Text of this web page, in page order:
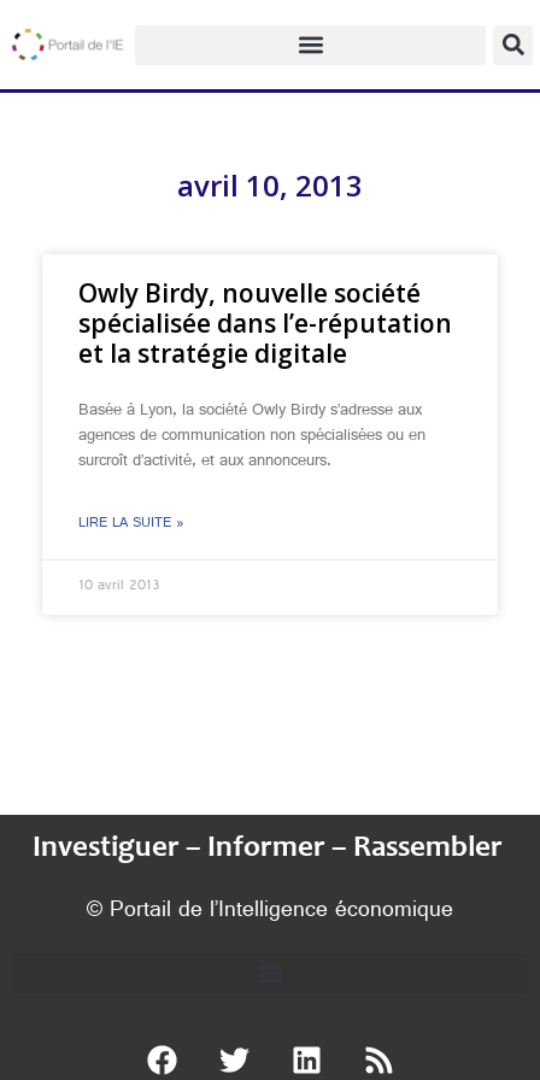
avril 10, 2013
Owly Birdy, nouvelle société
spécialisée dans l’e-réputation
et la stratégie digitale
Basée à Lyon, la société Owly Birdy s’adresse aux
agences de communication non spécialisées ou en
surcroît d’activité, et aux annonceurs.
LIRE LA SUITE »
10 avril 2013
Investiguer – Informer – Rassembler
© Portail de l’Intelligence économique